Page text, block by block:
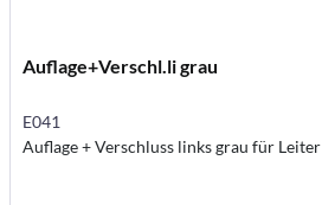
Auflage+Verschl.li grau
E041
Auflage + Verschluss links grau für Leiter